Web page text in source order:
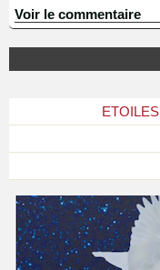
Voir le commentaire